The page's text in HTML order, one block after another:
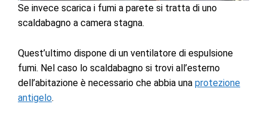
Se invece scarica i fumi a parete si tratta di uno
scaldabagno a camera stagna.
Quest’ultimo dispone di un ventilatore di espulsione
fumi. Nel caso lo scaldabagno si trovi all’esterno
dell’abitazione è necessario che abbia una protezione
antigelo.